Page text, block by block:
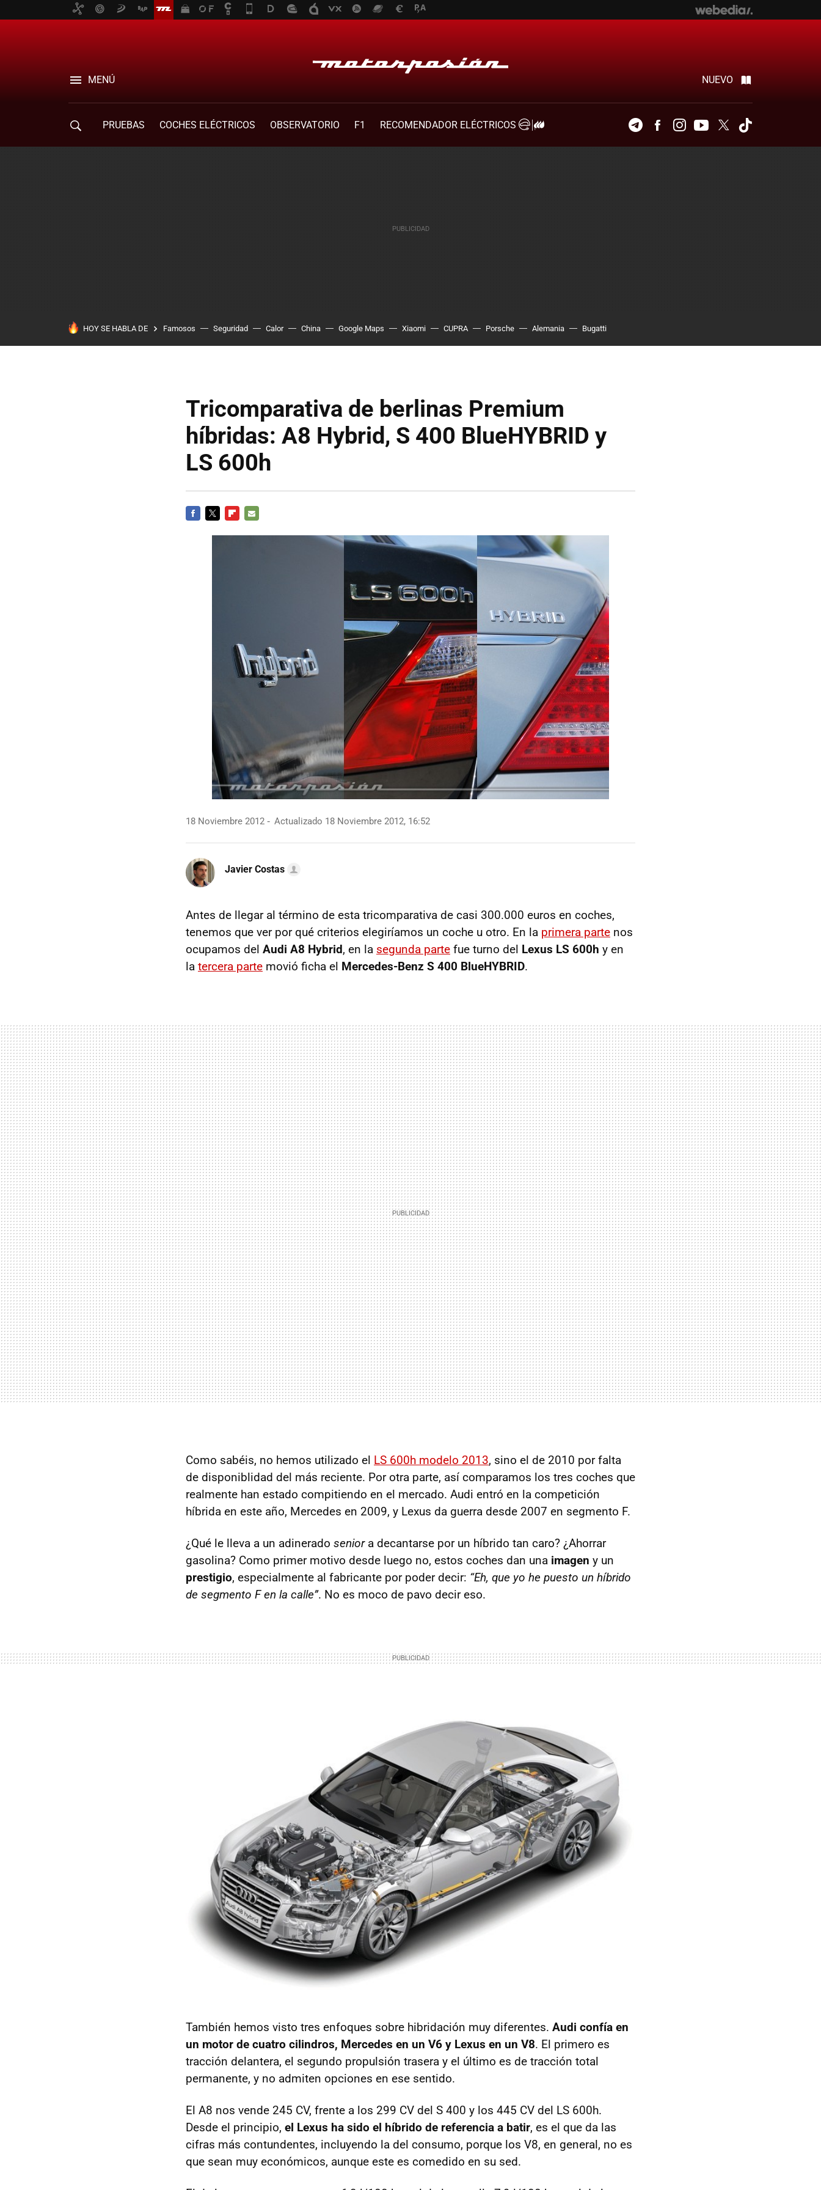
MENÚ NUEVO
PRUEBAS COCHES ELÉCTRICOS OBSERVATORIO F1
RECOMENDADOR ELÉCTRICOS
TelegramFacebookInstagramYoutubeTwitter
HOY SE HABLA DE Famosos Seguridad Calor China Google Maps Xiaomi CUPRA Porsche Alemania Bugatti
Tricomparativa de berlinas Premium
híbridas: A8 Hybrid, S 400 BlueHYBRID y
LS 600h
18 Noviembre 2012 Actualizado 18 Noviembre 2012, 16:52
Javier Costas
Antes de llegar al término de esta tricomparativa de casi 300.000 euros en coches,
tenemos que ver por qué criterios elegiríamos un coche u otro. En la primera parte nos
ocupamos del Audi A8 Hybrid, en la segunda parte fue turno del Lexus LS 600h y en
la tercera parte movió ficha el Mercedes-Benz S 400 BlueHYBRID.
Como sabéis, no hemos utilizado el LS 600h modelo 2013, sino el de 2010 por falta
de disponiblidad del más reciente. Por otra parte, así comparamos los tres coches que
realmente han estado compitiendo en el mercado. Audi entró en la competición
híbrida en este año, Mercedes en 2009, y Lexus da guerra desde 2007 en segmento F.
¿Qué le lleva a un adinerado seniora decantarse por un híbrido tan caro? ¿Ahorrar
gasolina? Como primer motivo desde luego no, estos coches dan una imagen y un
prestigio, especialmente al fabricante por poder decir: “Eh, que yo he puesto un híbrido
de segmento F en la calle”. No es moco de pavo decir eso.
También hemos visto tres enfoques sobre hibridación muy diferentes. Audi confía en
un motor de cuatro cilindros, Mercedes en un V6 y Lexus en un V8. El primero es
tracción delantera, el segundo propulsión trasera y el último es de tracción total
permanente, y no admiten opciones en ese sentido.
El A8 nos vende 245 CV, frente a los 299 CV del S 400 y los 445 CV del LS 600h.
Desde el principio, el Lexus ha sido el híbrido de referencia a batir, es el que da las
cifras más contundentes, incluyendo la del consumo, porque los V8, en general, no es
que sean muy económicos, aunque este es comedido en su sed.